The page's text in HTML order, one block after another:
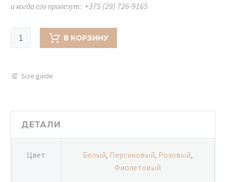
и когда его привезут: +375 (29) 726-9165
Количество
товара
с
096
В КОРЗИНУ
Size guide
ДЕТАЛИ
Цвет Белый, Персиковый, Розовый,
Фиолетовый